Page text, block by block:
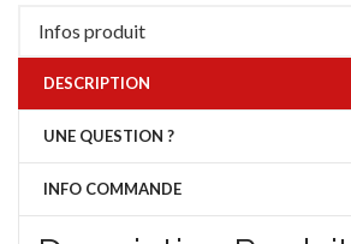
Infos produit
DESCRIPTION
UNE QUESTION ?
INFO COMMANDE